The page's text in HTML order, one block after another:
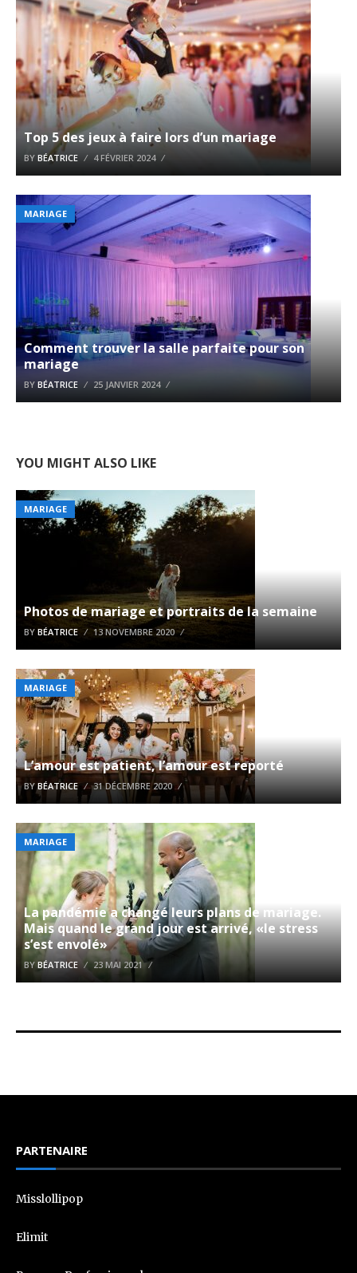
Top 5 des jeux à faire lors d’un mariage
BY BÉATRICE 4 FÉVRIER 2024
MARIAGE
Comment trouver la salle parfaite pour son
mariage
BY BÉATRICE 25 JANVIER 2024
YOU MIGHT ALSO LIKE
MARIAGE
Photos de mariage et portraits de la semaine
BY BÉATRICE 13 NOVEMBRE 2020
MARIAGE
L’amour est patient, l’amour est reporté
BYBÉATRICE 31 DÉCEMBRE 2020
MARIAGE
La pandémie a changé leurs plans de mariage.
Mais quand le grand jour est arrivé, «le stress
s’est envolé»
BY BÉATRICE 23 MAI 2021
PARTENAIRE
Misslollipop
Elimit